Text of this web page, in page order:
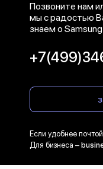
Позвоните нам
мы с радостью
знаем о
Если удобнее
Для бизнеса –